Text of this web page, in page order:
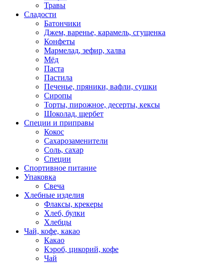
Травы
Сладости
Батончики
Джем, варенье, карамель, сгущенка
Конфеты
Мармелад, зефир, халва
Мёд
Паста
Пастила
Печенье, пряники, вафли, сушки
Сиропы
Торты, пирожное, десерты, кексы
Шоколад, щербет
Специи и приправы
Кокос
Сахарозаменители
Соль, сахар
Специи
Спортивное питание
Упаковка
Свеча
Хлебные изделия
Флаксы, крекеры
Хлеб, булки
Хлебцы
Чай, кофе, какао
Какао
Кэроб, цикорий, кофе
Чай